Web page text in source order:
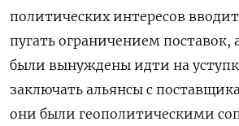
политических интересов
пугать ограничением
были вынуждены идти на
заключать альянсы с
они были геополитическими